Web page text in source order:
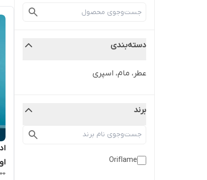
دسته‌بندی
عطر، مام، اسپری
برند
Oriflame